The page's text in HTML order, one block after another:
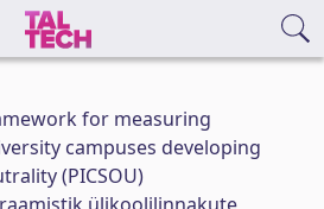
for measuring
campuses developing
(PICSOU)